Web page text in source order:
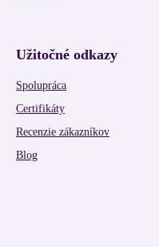
Užitočné odkazy
Spolupráca
Certifikáty
Recenzie zákazníkov
Blog